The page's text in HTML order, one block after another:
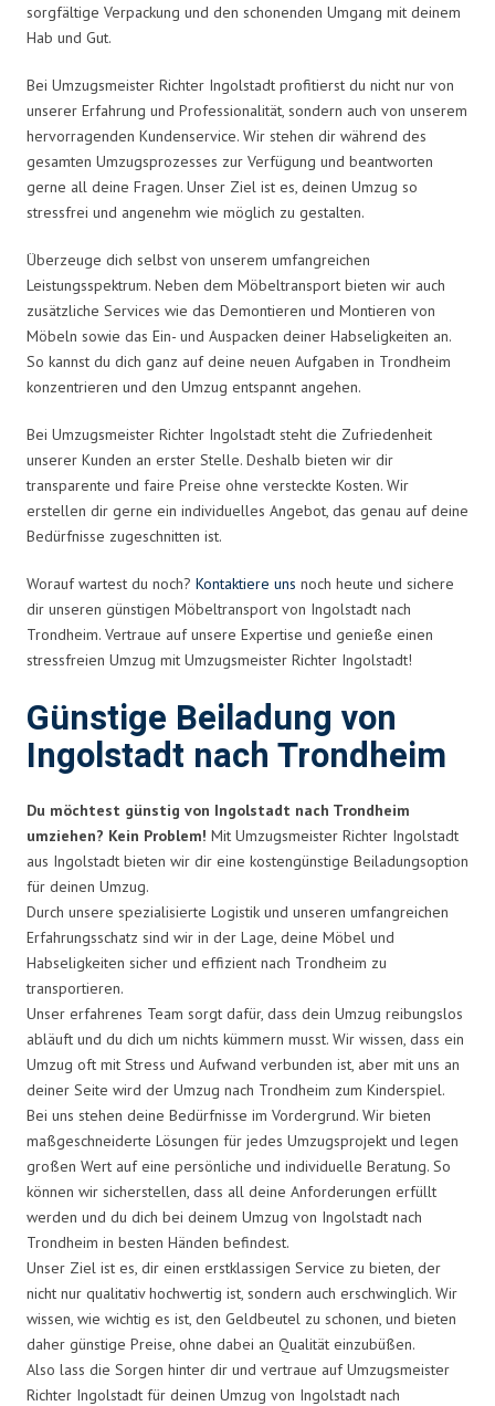
sorgfältige Verpackung und den schonenden Umgang mit deinem
Hab und Gut.
Bei Umzugsmeister Richter Ingolstadt profitierst du nicht nur von
unserer Erfahrung und Professionalität, sondern auch von unserem
hervorragenden Kundenservice. Wir stehen dir während des
gesamten Umzugsprozesses zur Verfügung und beantworten
gerne all deine Fragen. Unser Ziel ist es, deinen Umzug so
stressfrei und angenehm wie möglich zu gestalten.
Überzeuge dich selbst von unserem umfangreichen
Leistungsspektrum. Neben dem Möbeltransport bieten wir auch
zusätzliche Services wie das Demontieren und Montieren von
Möbeln sowie das Ein- und Auspacken deiner Habseligkeiten an.
So kannst du dich ganz auf deine neuen Aufgaben in Trondheim
konzentrieren und den Umzug entspannt angehen.
Bei Umzugsmeister Richter Ingolstadt steht die Zufriedenheit
unserer Kunden an erster Stelle. Deshalb bieten wir dir
transparente und faire Preise ohne versteckte Kosten. Wir
erstellen dir gerne ein individuelles Angebot, das genau auf deine
Bedürfnisse zugeschnitten ist.
Worauf wartest du noch? Kontaktiere uns noch heute und sichere
dir unseren günstigen Möbeltransport von Ingolstadt nach
Trondheim. Vertraue auf unsere Expertise und genieße einen
stressfreien Umzug mit Umzugsmeister Richter Ingolstadt!
Günstige Beiladung von
Ingolstadt nach Trondheim
Du möchtest günstig von Ingolstadt nach Trondheim
umziehen? Kein Problem! Mit Umzugsmeister Richter Ingolstadt
aus Ingolstadt bieten wir dir eine kostengünstige Beiladungsoption
für deinen Umzug.
Durch unsere spezialisierte Logistik und unseren umfangreichen
Erfahrungsschatz sind wir in der Lage, deine Möbel und
Habseligkeiten sicher und effizient nach Trondheim zu
transportieren.
Unser erfahrenes Team sorgt dafür, dass dein Umzug reibungslos
abläuft und du dich um nichts kümmern musst. Wir wissen, dass ein
Umzug oft mit Stress und Aufwand verbunden ist, aber mit uns an
deiner Seite wird der Umzug nach Trondheim zum Kinderspiel.
Bei uns stehen deine Bedürfnisse im Vordergrund. Wir bieten
maßgeschneiderte Lösungen für jedes Umzugsprojekt und legen
großen Wert auf eine persönliche und individuelle Beratung. So
können wir sicherstellen, dass all deine Anforderungen erfüllt
werden und du dich bei deinem Umzug von Ingolstadt nach
Trondheim in besten Händen befindest.
Unser Ziel ist es, dir einen erstklassigen Service zu bieten, der
nicht nur qualitativ hochwertig ist, sondern auch erschwinglich. Wir
wissen, wie wichtig es ist, den Geldbeutel zu schonen, und bieten
daher günstige Preise, ohne dabei an Qualität einzubüßen.
Also lass die Sorgen hinter dir und vertraue auf Umzugsmeister
Richter Ingolstadt für deinen Umzug von Ingolstadt nach